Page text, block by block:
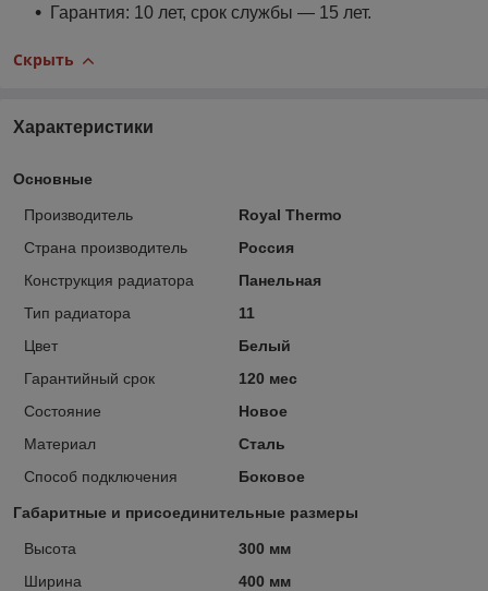
Гарантия: 10 лет, срок службы — 15 лет.
Скрыть
Характеристики
Основные
Производитель
Royal Thermo
Страна производитель
Россия
Конструкция радиатора
Панельная
Тип радиатора
11
Цвет
Белый
Гарантийный срок
120 мес
Состояние
Новое
Материал
Сталь
Способ подключения
Боковое
Габаритные и присоединительные размеры
Высота
300 мм
Ширина
400 мм